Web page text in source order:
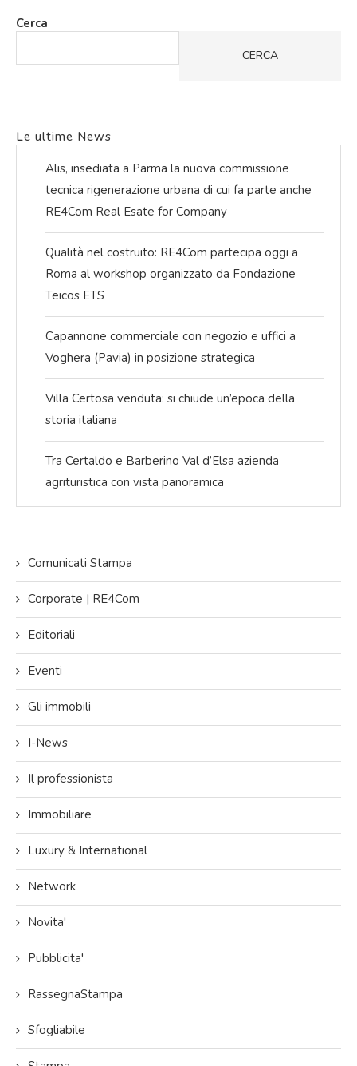
Cerca
CERCA
Le ultime News
Alis, insediata a Parma la nuova commissione
tecnica rigenerazione urbana di cui fa parte anche
RE4Com Real Esate for Company
Qualità nel costruito: RE4Com partecipa oggi a
Roma al workshop organizzato da Fondazione
Teicos ETS
Capannone commerciale con negozio e uffici a
Voghera (Pavia) in posizione strategica
Villa Certosa venduta: si chiude un’epoca della
storia italiana
Tra Certaldo e Barberino Val d’Elsa azienda
agrituristica con vista panoramica
Comunicati Stampa
Corporate | RE4Com
Editoriali
Eventi
Gli immobili
I-News
Il professionista
Immobiliare
Luxury & International
Network
Novita'
Pubblicita'
RassegnaStampa
Sfogliabile